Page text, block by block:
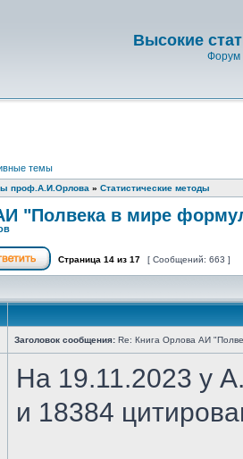
Высокие
Форум
темы
проф.А.И.Орлова » Статистические методы
"Полвека в мире
Страница 14 из 17 [ Сообщений: 663 ]
Заголовок сообщения: Re: Книга Орлова АИ
На 19.11.2023 у
и 18384